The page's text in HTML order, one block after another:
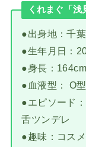
くれまぐ「
●出身地：千
●生年月日：
●身長：164cm
●血液型： O型
●エピソード
舌ツンデレ
●趣味：コス